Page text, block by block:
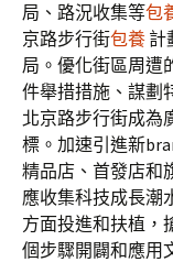
局、路況收集等包
京路步行街包養 計
局。優化街區周遭
件舉措措施、謀劃
北京路步行街成為
標。加速引進新
精品店、首發店和
應收集科技成長潮
方面投進和扶植，
個步驟開闢和應用